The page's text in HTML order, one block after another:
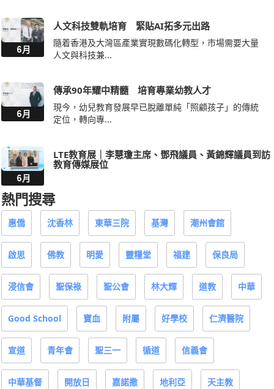
6月
人文科技雙軌培育 緊貼AI拓多元出路
隨着香港及大灣區產業實現數碼化轉型，市場需要大量
人文與科技兼...
6月
傳承90年耀中精髓 培育專業幼教人才
現今，幼兒教育發展早已脫離單純「照顧孩子」的傳統
定位，轉向專...
6月
LTE教育展｜李慧瓊主席、鄧飛議員、黃錦輝議員到訪
教育傳媒展位
熱門搜尋
惠僑 沈香林 東華三院 基灣 潮州會館
啟思 佛教 明愛 靈糧堂 福建 保良局
浸信會 聖保祿 聖公會 林大輝 道教 中華
Good School 寶血 附屬 好學校 仁濟醫院
宣道 青年會 聖三一 循道 信義會
中華基督 開放日 嘉諾撒 地利亞 天主教